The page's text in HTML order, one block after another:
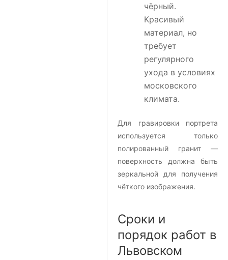
чёрный.
Красивый
материал, но
требует
регулярного
ухода в условиях
московского
климата.
Для гравировки портрета
используется только
полированный гранит —
поверхность должна быть
зеркальной для получения
чёткого изображения.
Сроки и
порядок работ в
Львовском